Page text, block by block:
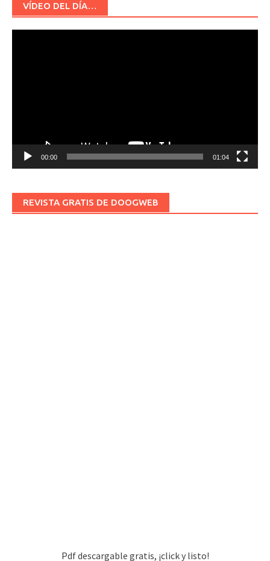
VÍDEO DEL DÍA…
00:00 01:04
REVISTA GRATIS DE DOOGWEB
Pdf descargable gratis, ¡click y listo!